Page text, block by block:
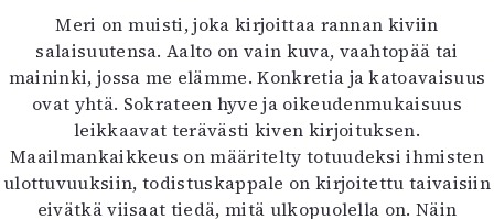
4/2026
2–3/2026
1/2026
6/2025
5/2025 saame
5/2025
Lehtiarkisto
Meri on muisti, joka kirjoittaa rannan kiviin
salaisuutensa. Aalto on vain kuva, vaahtopää tai
maininki, jossa me elämme. Konkretia ja katoavaisuus
ovat yhtä. Sokrateen hyve ja oikeudenmukaisuus
leikkaavat terävästi kiven kirjoituksen.
Maailmankaikkeus on määritelty totuudeksi ihmisten
ulottuvuuksiin, todistuskappale on kirjoitettu taivaisiin
eivätkä viisaat tiedä, mitä ulkopuolella on. Näin